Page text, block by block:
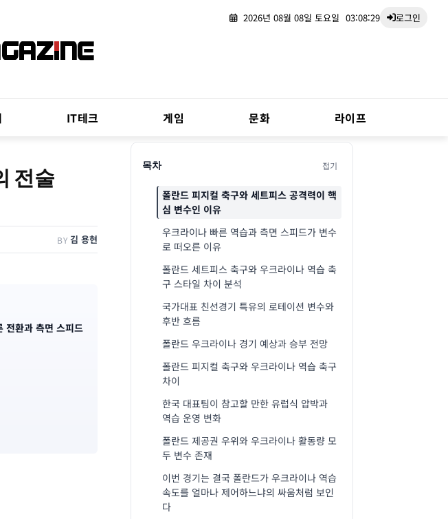
2026년 08월 08일 토요일 03:08:30 로그인
IT테크 게임 문화 라이프
전술
BY 김 용현
전환과 측면 스피드
목차 접기
폴란드 피지컬 축구와 세트피스 공격력이 핵
심 변수인 이유
우크라이나 빠른 역습과 측면 스피드가 변수
로 떠오른 이유
폴란드 세트피스 축구와 우크라이나 역습 축
구 스타일 차이 분석
국가대표 친선경기 특유의 로테이션 변수와
후반 흐름
폴란드 우크라이나 경기 예상과 승부 전망
폴란드 피지컬 축구와 우크라이나 역습 축구
차이
한국 대표팀이 참고할 만한 유럽식 압박과
역습 운영 변화
폴란드 제공권 우위와 우크라이나 활동량 모
두 변수 존재
이번 경기는 결국 폴란드가 우크라이나 역습
속도를 얼마나 제어하느냐의 싸움처럼 보인
다